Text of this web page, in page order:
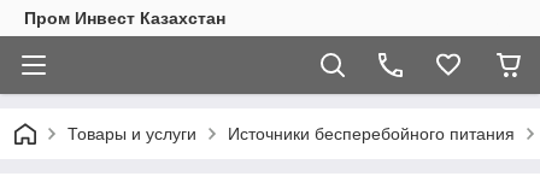
Пром Инвест Казахстан
Товары и услуги Источники бесперебойного питания